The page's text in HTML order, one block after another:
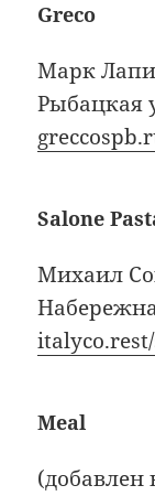
Greco
Марк
Рыбацкая
Salone
Михаил
Meal
(добавлен